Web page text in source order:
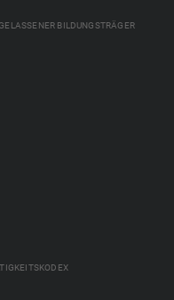
BILDUNGSTRÄGER